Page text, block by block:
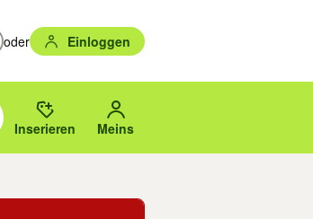
oder Einloggen
mit Eingabetaste auswählen.
Vorschläge mit den Pfeiltasten nach oben/
oder PLZ.
Inserieren Meins